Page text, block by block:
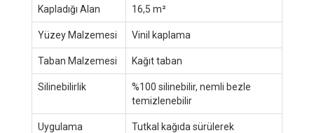
Kapladığı Alan 16,5 m²
Yüzey Malzemesi Vinil kaplama
Taban Malzemesi Kağıt taban
Silinebilirlik
%100 silinebilir, nemli bezle
temizlenebilir
Uygulama
Tutkal kağıda sürülerek